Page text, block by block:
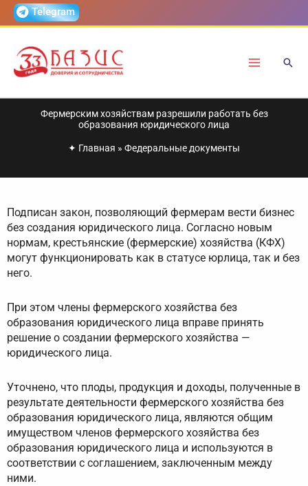
ПерейтиTelegram
Фермерским хозяйствам разрешили работать без
образования юридического лица
✦ Главная » Федеральные документы
Подписан закон, позволяющий фермерам вести бизнес
без создания юридического лица. Согласно новым
нормам, крестьянские (фермерские) хозяйства (КФХ)
могут функционировать как в статусе юрлица, так и без
него.
При этом члены фермерского хозяйства без
образования юридического лица вправе принять
решение о создании фермерского хозяйства —
юридического лица.
Уточнено, что плоды, продукция и доходы, полученные в
результате деятельности фермерского хозяйства без
образования юридического лица, являются общим
имуществом членов фермерского хозяйства без
образования юридического лица и используются в
соответствии с соглашением, заключенным между
ними.